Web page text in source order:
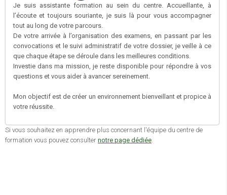
Je suis assistante formation au sein du centre. Accueillante, à
l’écoute et toujours souriante, je suis là pour vous accompagner
tout au long de votre parcours.
De votre arrivée à l’organisation des examens, en passant par les
convocations et le suivi administratif de votre dossier, je veille à ce
que chaque étape se déroule dans les meilleures conditions.
Investie dans ma mission, je reste disponible pour répondre à vos
questions et vous aider à avancer sereinement.
Mon objectif est de créer un environnement bienveillant et propice à
votre réussite.
Si vous souhaitez en apprendre plus concernant l'équipe du centre de
formation vous pouvez consulter notre page dédiée.